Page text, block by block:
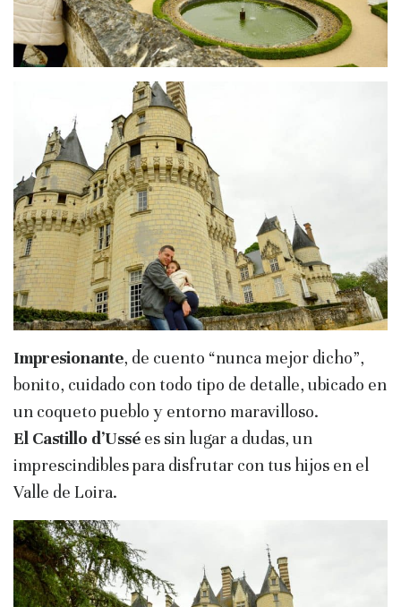
Impresionante, de cuento “nunca mejor dicho”,
bonito, cuidado con todo tipo de detalle, ubicado en
un coqueto pueblo y entorno maravilloso.
El Castillo d’Ussé es sin lugar a dudas, un
imprescindibles para disfrutar con tus hijos en el
Valle de Loira.